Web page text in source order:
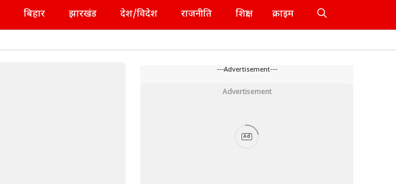
बिहार झारखंड देश/विदेश राजनीति शिक्षा क्राइम
---Advertisement---
Advertisement
Ad